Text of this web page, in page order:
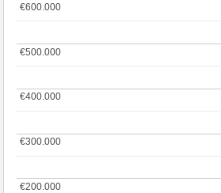
€200.000
€200.000
€300.000
€300.000
€400.000
€400.000
€500.000
€500.000
€600.000
€600.000